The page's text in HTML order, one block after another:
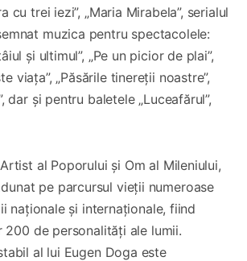
cu trei iezi”, „Maria Mirabela”, serialul
muzica pentru spectacolele:
și ultimul”, „Pe un picior de plai”,
viața”, „Păsările tinereții noastre”,
dar și pentru baletele „Luceafărul”,
al Poporului și Om al Mileniului,
pe parcursul vieții numeroase
naționale și internaționale, fiind
200 de personalități ale lumii.
al lui Eugen Doga este